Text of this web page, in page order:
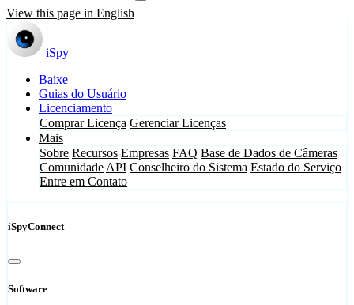
View this page in English
iSpy
Baixe
Guias do Usuário
Licenciamento
Comprar Licença Gerenciar Licenças
Mais
Sobre Recursos Empresas FAQ Base de Dados de Câmeras
Comunidade API Conselheiro do Sistema Estado do Serviço
Entre em Contato
iSpyConnect
Software